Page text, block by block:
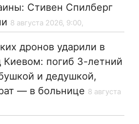
Стивен Спилберг
8 августа 2026, 9:00,
дронов ударили в
погиб 3-летний
и дедушкой,
— в больнице 8 августа